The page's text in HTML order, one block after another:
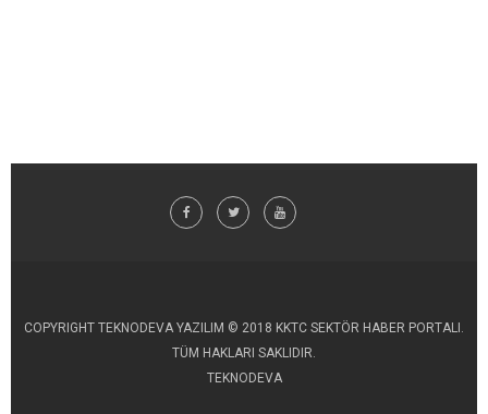
COPYRIGHT TEKNODEVA YAZILIM © 2018 KKTC SEKTÖR HABER PORTALI.
TÜM HAKLARI SAKLIDIR.
TEKNODEVA